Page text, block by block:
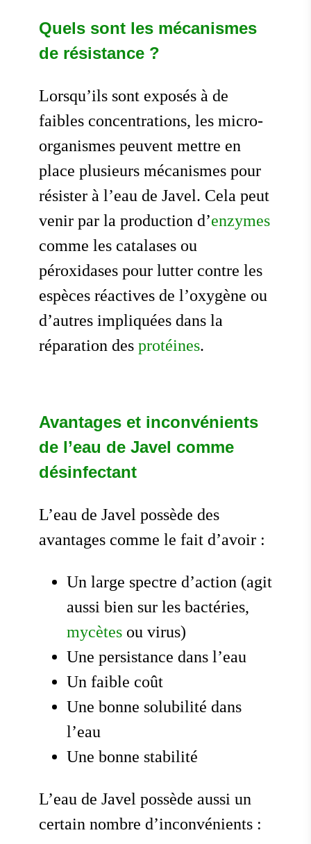
Quels sont les mécanismes
de résistance ?
Lorsqu’ils sont exposés à de
faibles concentrations, les micro-
organismes peuvent mettre en
place plusieurs mécanismes pour
résister à l’eau de Javel. Cela peut
venir par la production d’enzymes
comme les catalases ou
péroxidases pour lutter contre les
espèces réactives de l’oxygène ou
d’autres impliquées dans la
réparation des protéines.
Avantages et inconvénients
de l’eau de Javel comme
désinfectant
L’eau de Javel possède des
avantages comme le fait d’avoir :
Un large spectre d’action (agit
aussi bien sur les bactéries,
mycètes ou virus)
Une persistance dans l’eau
Un faible coût
Une bonne solubilité dans
l’eau
Une bonne stabilité
L’eau de Javel possède aussi un
certain nombre d’inconvénients :